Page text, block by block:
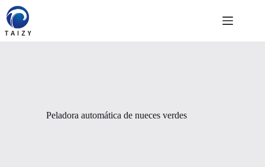
Saltar
contenido
Peladora automática de nueces verdes